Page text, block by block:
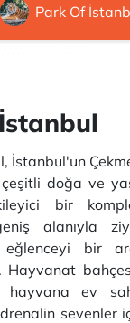
Park Of
İstanbul'un
doğa ve
bir
alanıyla
eğlenceyi bir
Hayvanat
ev
sevenler